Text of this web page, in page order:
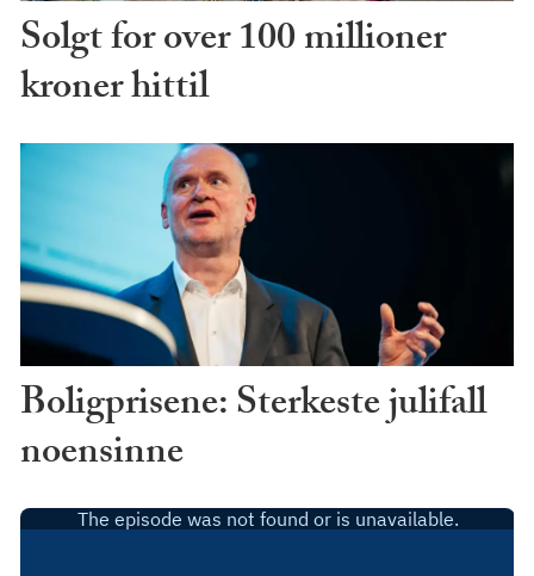
Solgt for over 100 millioner
kroner hittil
Boligprisene: Sterkeste julifall
noensinne